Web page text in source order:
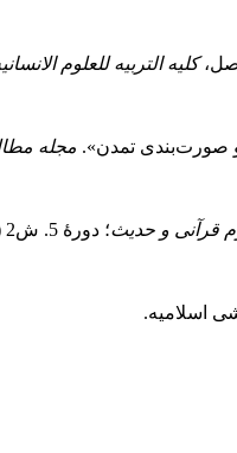
کلیه التربیه للعلوم
مجله
قرآنی و حدیث؛ دورهٔ 5. ش2 (پیاپی 10). صص 89-45.